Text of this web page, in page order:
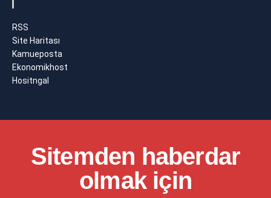
RSS
Site Haritası
Kamueposta
Ekonomikhost
Hositngal
Sitemden haberdar
olmak için